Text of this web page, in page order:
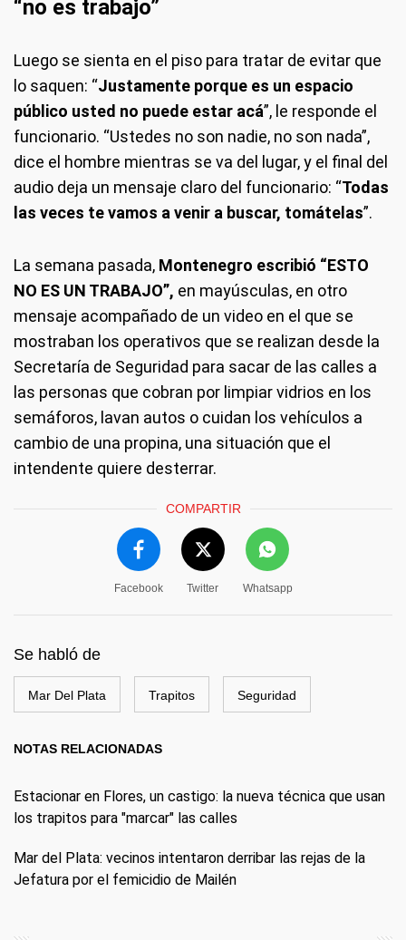
“no es trabajo”
Luego se sienta en el piso para tratar de evitar que
lo saquen: “Justamente porque es un espacio
público usted no puede estar acá”, le responde el
funcionario. “Ustedes no son nadie, no son nada”,
dice el hombre mientras se va del lugar, y el final del
audio deja un mensaje claro del funcionario: “Todas
las veces te vamos a venir a buscar, tomátelas”.
La semana pasada, Montenegro escribió “ESTO
NO ES UN TRABAJO”, en mayúsculas, en otro
mensaje acompañado de un video en el que se
mostraban los operativos que se realizan desde la
Secretaría de Seguridad para sacar de las calles a
las personas que cobran por limpiar vidrios en los
semáforos, lavan autos o cuidan los vehículos a
cambio de una propina, una situación que el
intendente quiere desterrar.
COMPARTIR
Facebook Twitter Whatsapp
Se habló de
Mar Del Plata Trapitos Seguridad
NOTAS RELACIONADAS
Estacionar en Flores, un castigo: la nueva técnica que usan
los trapitos para "marcar" las calles
Mar del Plata: vecinos intentaron derribar las rejas de la
Jefatura por el femicidio de Mailén